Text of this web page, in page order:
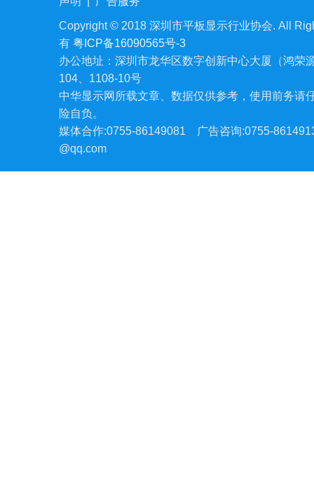
Copyright © 2018 深圳市平板显示行业协会. All
有 粤ICP备16090565号-3
办公地址：深圳市龙华区数字创新中心大厦（鸿荣
104、1108-10号
中华显示网所载文章、数据仅供参考，使用前务请
险自负。
媒体合作:0755-86149081
广告咨询:0755-
@qq.com